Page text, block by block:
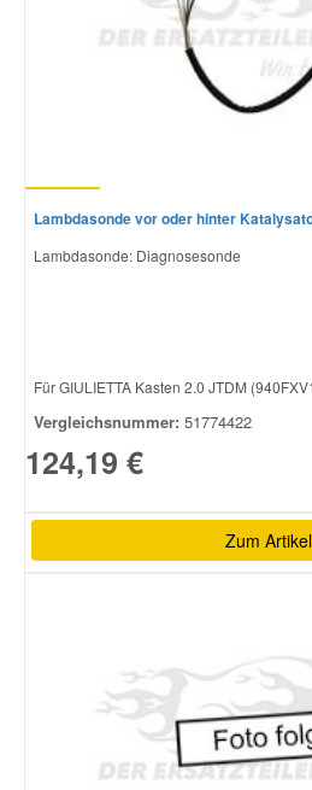
Lambdasonde vor oder hinter
Lambdasonde: Diagnosesonde
Für GIULIETTA Kasten 2.0 JTDM
Vergleichsnummer: 51774422
124,19 €
Zum Artikel